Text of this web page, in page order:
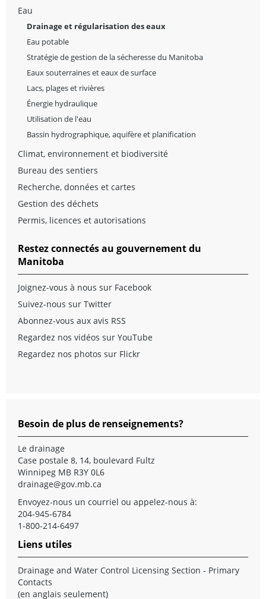
Eau
Drainage et régularisation des eaux
Eau potable
Stratégie de gestion de la sécheresse du Manitoba
Eaux souterraines et eaux de surface
Lacs, plages et rivières
Énergie hydraulique
Utilisation de l'eau
Bassin hydrographique, aquifère et planification
Climat, environnement et biodiversité
Bureau des sentiers
Recherche, données et cartes
Gestion des déchets
Permis, licences et autorisations
Restez connectés au gouvernement du
Manitoba
Joignez-vous à nous sur Facebook
Suivez-nous sur Twitter
Abonnez-vous aux avis RSS
Regardez nos vidéos sur YouTube
Regardez nos photos sur Flickr
Besoin de plus de renseignements?
Le drainage
Case postale 8, 14, boulevard Fultz
Winnipeg MB R3Y 0L6
drainage@gov.mb.ca
Envoyez-nous un courriel ou appelez-nous à:
204-945-6784
1-800-214-6497
Liens utiles
Drainage and Water Control Licensing Section - Primary
Contacts
(en anglais seulement)